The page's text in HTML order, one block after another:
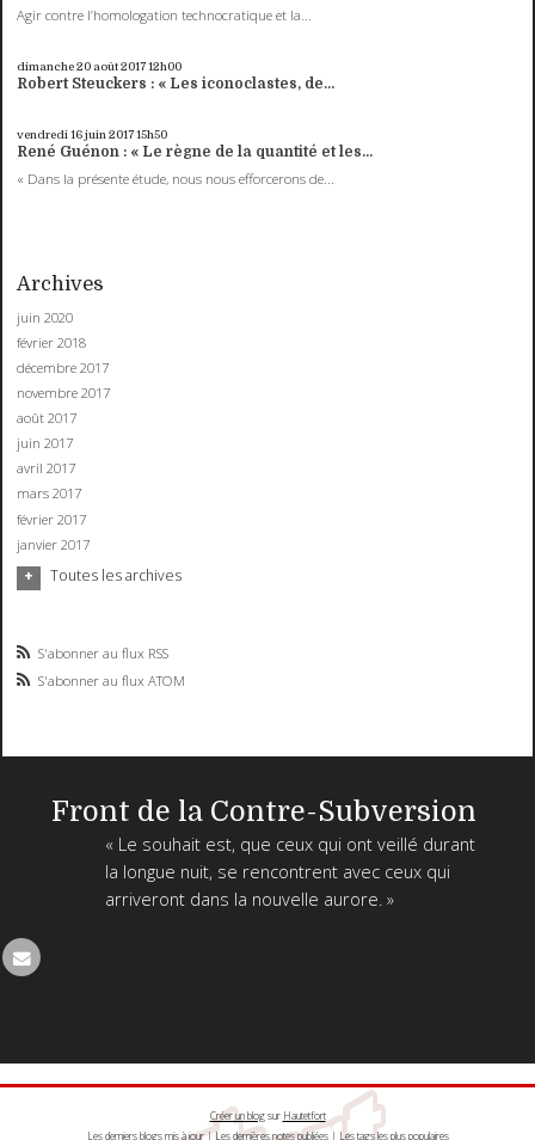
Agir contre l’homologation technocratique et la...
dimanche 20 août 201712h00
Robert Steuckers : « Les iconoclastes, de...
vendredi 16juin 201715h50
René Guénon : « Le règne de la quantité et les...
« Dans la présente étude, nous nous efforcerons de...
Archives
juin 2020
février 2018
décembre 2017
novembre 2017
août 2017
juin 2017
avril 2017
mars 2017
février 2017
janvier 2017
Toutes les archives
S'abonner au flux RSS
S'abonner au flux ATOM
Front de la Contre-Subversion
« Le souhait est, que ceux qui ont veillé durant
la longue nuit, se rencontrent avec ceux qui
arriveront dans la nouvelle aurore. »
Créer un blogsur Hautetfort
Les derniers blogs mis à jour|Les dernières notes publiées| Les tags les plus populaires